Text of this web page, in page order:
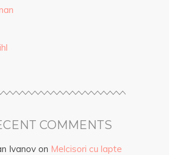
COMMENTS
Ivanov on Melcisori cu lapte